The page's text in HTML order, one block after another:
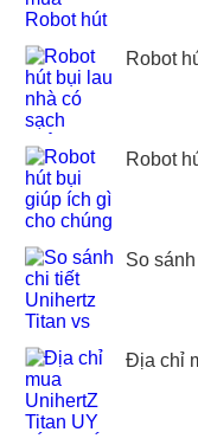
Robot
Robot
So
Địa chỉ